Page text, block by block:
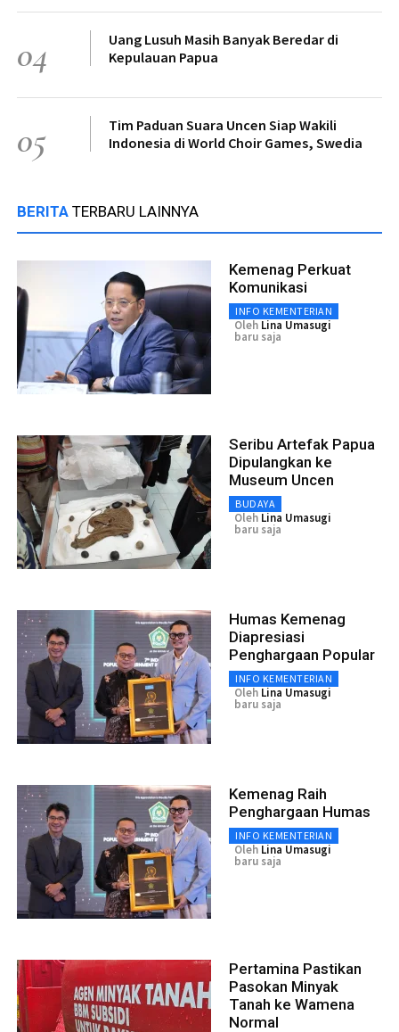
04
Uang Lusuh Masih Banyak Beredar di
Kepulauan Papua
05
Tim Paduan Suara Uncen Siap Wakili
Indonesia di World Choir Games, Swedia
BERITA TERBARU LAINNYA
Kemenag Perkuat
Komunikasi
INFO KEMENTERIAN
Oleh Lina Umasugi
baru saja
Seribu Artefak Papua
Dipulangkan ke
Museum Uncen
BUDAYA
Oleh Lina Umasugi
baru saja
Humas Kemenag
Diapresiasi
Penghargaan Popular
INFO KEMENTERIAN
Oleh Lina Umasugi
baru saja
Kemenag Raih
Penghargaan Humas
INFO KEMENTERIAN
Oleh Lina Umasugi
baru saja
Pertamina Pastikan
Pasokan Minyak
Tanah ke Wamena
Normal